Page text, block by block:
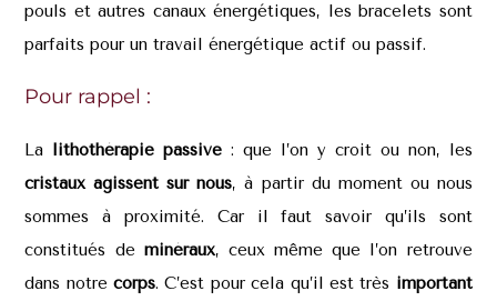
pouls et autres canaux énergétiques, les bracelets sont
parfaits pour un travail énergétique actif ou passif.
Pour rappel :
La lithothérapie passive : que l’on y croit ou non, les
cristaux agissent sur nous, à partir du moment ou nous
sommes à proximité. Car il faut savoir qu’ils sont
constitués de minéraux, ceux même que l’on retrouve
dans notre corps. C’est pour cela qu’il est très important